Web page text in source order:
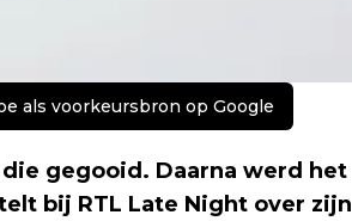
als voorkeursbron op Google
gegooid. Daarna werd het
bij RTL Late Night over zijn